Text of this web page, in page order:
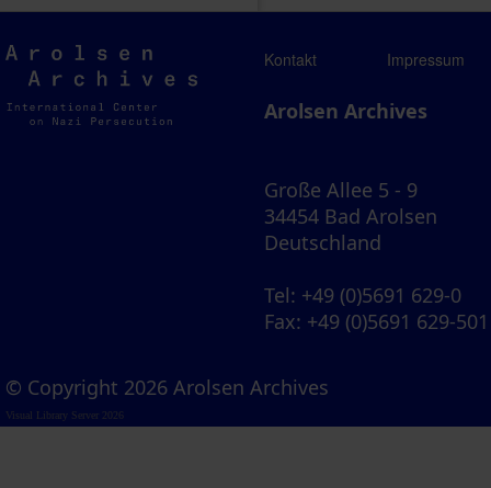
Arolsen
Archives
Kontakt Impressum
Arolsen Archives
Große Allee 5 - 9
34454 Bad Arolsen
Deutschland
Tel: +49 (0)5691 629-0
Fax: +49 (0)5691 629-501
© Copyright 2026 Arolsen Archives
Visual Library Server 2026